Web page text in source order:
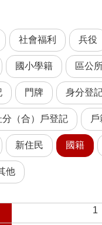
社會福利 兵役
國小學籍 區公
門牌 身分登
（合）戶登記
新住民 國籍
他
1